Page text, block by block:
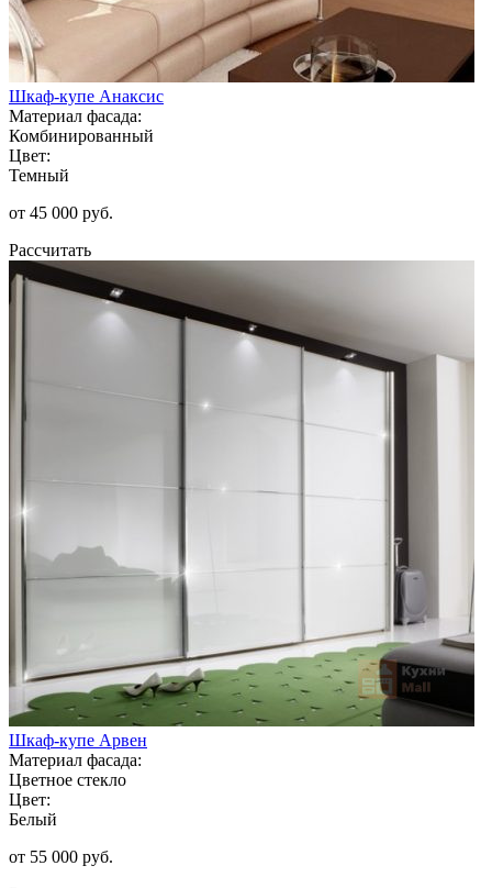
Шкаф-купе Анаксис
Материал фасада:
Комбинированный
Цвет:
Темный
от 45 000 руб.
Рассчитать
Шкаф-купе Арвен
Материал фасада:
Цветное стекло
Цвет:
Белый
от 55 000 руб.